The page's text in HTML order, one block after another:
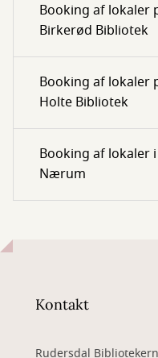
Booking af lokaler
Birkerød Bibliotek
Booking af lokaler
Holte Bibliotek
Booking af lokaler i
Nærum
Kontakt
Rudersdal